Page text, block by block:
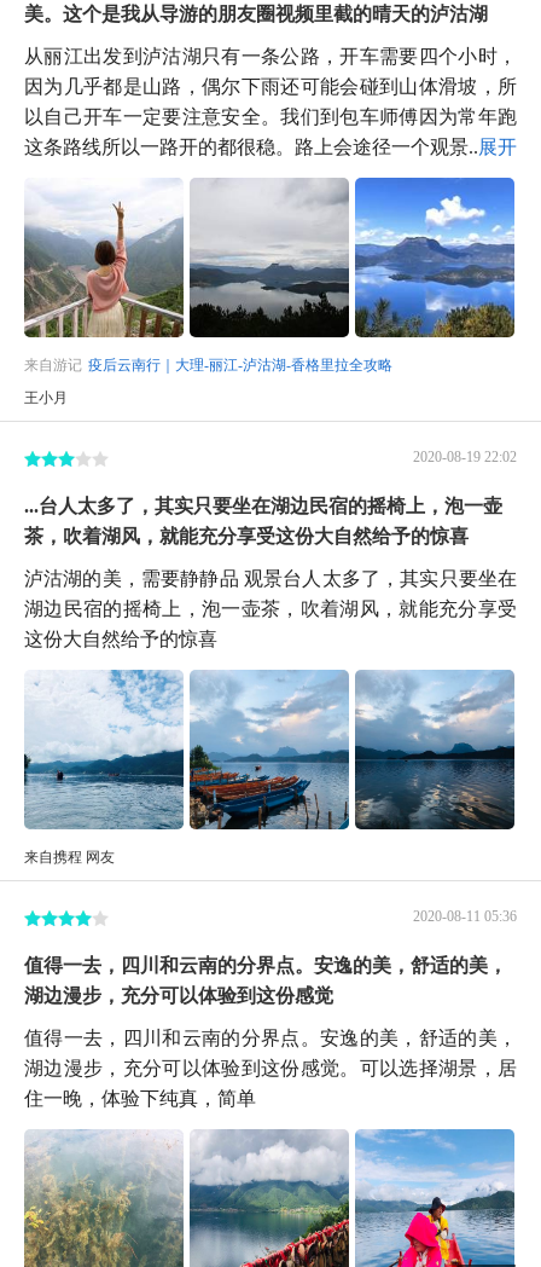
美。这个是我从导游的朋友圈视频里截的晴天的泸沽湖
从丽江出发到泸沽湖只有一条公路，开车需要四个小时，
因为几乎都是山路，偶尔下雨还可能会碰到山体滑坡，所
以自己开车一定要注意安全。我们到包车师傅因为常年跑
这条路线所以一路开的都很稳。路上会途径一个观景...展开
来自游记 疫后云南行｜大理-丽江-泸沽湖-香格里拉全攻略
王小月
2020-08-19 22:02
...台人太多了，其实只要坐在湖边民宿的摇椅上，泡一壶
茶，吹着湖风，就能充分享受这份大自然给予的惊喜
泸沽湖的美，需要静静品 观景台人太多了，其实只要坐在
湖边民宿的摇椅上，泡一壶茶，吹着湖风，就能充分享受
这份大自然给予的惊喜
来自携程 网友
2020-08-11 05:36
值得一去，四川和云南的分界点。安逸的美，舒适的美，
湖边漫步，充分可以体验到这份感觉
值得一去，四川和云南的分界点。安逸的美，舒适的美，
湖边漫步，充分可以体验到这份感觉。可以选择湖景，居
住一晚，体验下纯真，简单